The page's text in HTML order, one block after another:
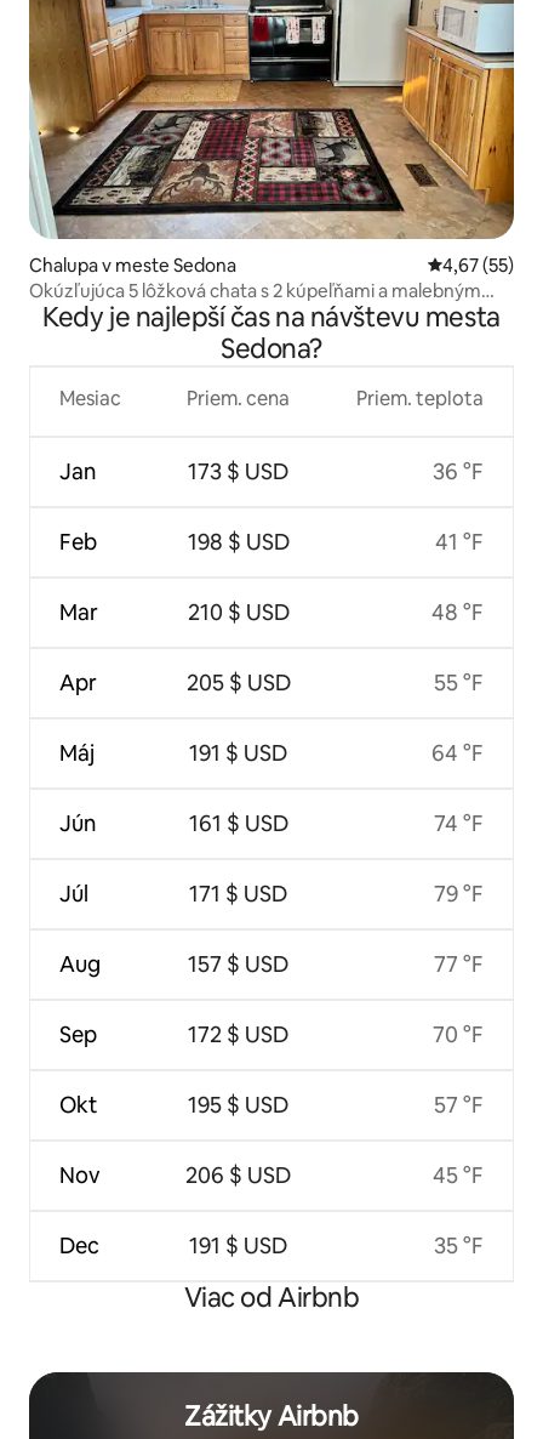
Chalupa v meste Sedona Priemerné
4,67 (55)
Okúzľujúca 5 lôžková chata s 2 kúpeľňami a malebným
výhľadom!
Kedy je najlepší čas na návštevu mesta
Sedona?
Mesiac
Jan
Feb
Mar
Apr
Máj
Jún
Júl
Aug
Sep
Okt
Nov
Dec
Priem. cena
173 $ USD
198 $ USD
210 $ USD
205 $ USD
191 $ USD
161 $ USD
171 $ USD
157 $ USD
172 $ USD
195 $ USD
206 $ USD
191 $ USD
Priem. teplota
36 °F
41 °F
48 °F
55 °F
64 °F
74 °F
79 °F
77 °F
70 °F
57 °F
45 °F
35 °F
Viac od Airbnb
Zážitky Airbnb